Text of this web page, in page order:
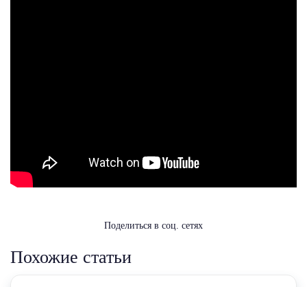
Поделиться в соц. сетях
Похожие статьи